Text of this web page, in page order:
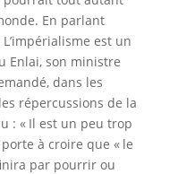
En parlant
est un
Enlai, son ministre
dans les
répercussions de la
: « Il est un peu trop
à croire que « le
par pourrir ou